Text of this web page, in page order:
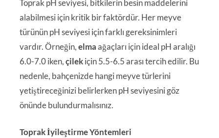
Toprak pH seviyesi, bitkilerin besin maddelerini
alabilmesi için kritik bir faktördür. Her meyve
türünün pH seviyesi için farklı gereksinimleri
vardır. Örneğin,elmaağaçları için ideal pH aralığı
6.0-7.0 iken,çilekiçin 5.5-6.5 arası tercih edilir. Bu
nedenle, bahçenizde hangi meyve türlerini
yetiştireceğinizi belirlerken pH seviyesini göz
önünde bulundurmalısınız.
Toprak İyileştirme Yöntemleri